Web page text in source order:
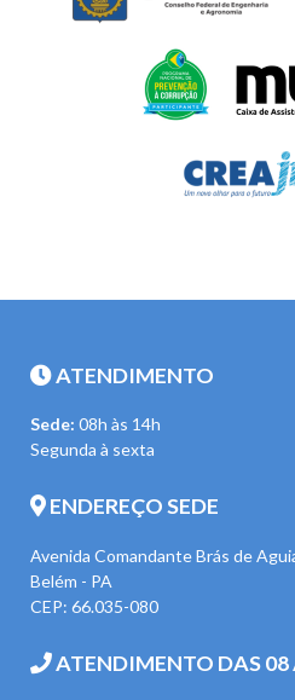
ATENDIMENTO
Sede: 08h às 14h
Segunda à sexta
ENDEREÇO SEDE
Avenida Comandante Brás de
Belém - PA
CEP: 66.035-080
ATENDIMENTO DAS 08